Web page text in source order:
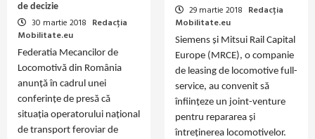
de decizie
30 martie 2018 Redacția
Mobilitate.eu
Federatia Mecancilor de
Locomotivă din România
anunță în cadrul unei
conferințe de presă că
situația operatorului național
de transport feroviar de
29 martie 2018 Redacția
Mobilitate.eu
Siemens și Mitsui Rail Capital
Europe (MRCE), o companie
de leasing de locomotive full-
service, au convenit să
înființeze un joint-venture
pentru repararea și
întreținerea locomotivelor.